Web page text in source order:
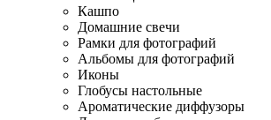
Кашпо
Домашние свечи
Рамки для фотографий
Альбомы для фотографий
Иконы
Глобусы настольные
Ароматические диффузоры